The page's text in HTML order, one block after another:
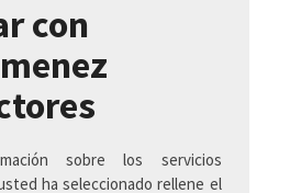
con
sobre los servicios
ha seleccionado rellene el